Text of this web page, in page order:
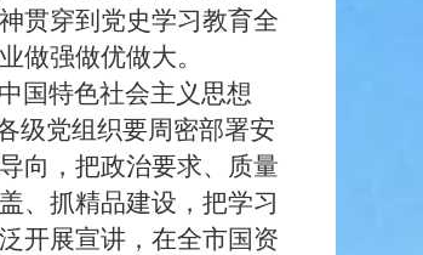
贯穿到党史学习教育全
做强做优做大。
国特色社会主义思想
级党组织要周密部署安
向，把政治要求、质量
、抓精品建设，把学习
开展宣讲，在全市国资